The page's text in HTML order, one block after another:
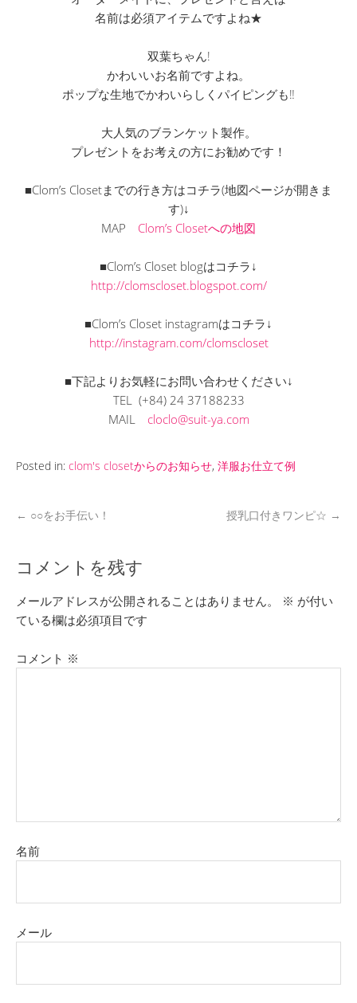
名前は必須アイテムですよね★
双葉ちゃん!
かわいいお名前ですよね。
ポップな生地でかわいらしくパイピングも‼
大人気のブランケット製作。
プレゼントをお考えの方にお勧めです！
■Clom’s Closetまでの行き方はコチラ(地図ページが開きま
す)↓
MAP Clom’s Closetへの地図
■Clom’s Closet blogはコチラ↓
http://clomscloset.blogspot.com/
■Clom’s Closet instagramはコチラ↓
http://instagram.com/clomscloset
■下記よりお気軽にお問い合わせください↓
TEL (+84) 24 37188233
MAIL cloclo@suit-ya.com
Posted in: clom's closetからのお知らせ, 洋服お仕立て例
← ○○をお手伝い！ 授乳口付きワンピ☆ →
コメントを残す
メールアドレスが公開されることはありません。 ※ が付い
ている欄は必須項目です
コメント ※
名前
メール